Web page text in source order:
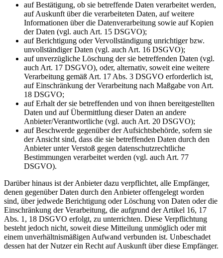
auf Bestätigung, ob sie betreffende Daten verarbeitet werden,
auf Auskunft über die verarbeiteten Daten, auf weitere
Informationen über die Datenverarbeitung sowie auf Kopien
der Daten (vgl. auch Art. 15 DSGVO);
auf Berichtigung oder Vervollständigung unrichtiger bzw.
unvollständiger Daten (vgl. auch Art. 16 DSGVO);
auf unverzügliche Löschung der sie betreffenden Daten (vgl.
auch Art. 17 DSGVO), oder, alternativ, soweit eine weitere
Verarbeitung gemäß Art. 17 Abs. 3 DSGVO erforderlich ist,
auf Einschränkung der Verarbeitung nach Maßgabe von Art.
18 DSGVO;
auf Erhalt der sie betreffenden und von ihnen bereitgestellten
Daten und auf Übermittlung dieser Daten an andere
Anbieter/Verantwortliche (vgl. auch Art. 20 DSGVO);
auf Beschwerde gegenüber der Aufsichtsbehörde, sofern sie
der Ansicht sind, dass die sie betreffenden Daten durch den
Anbieter unter Verstoß gegen datenschutzrechtliche
Bestimmungen verarbeitet werden (vgl. auch Art. 77
DSGVO).
Darüber hinaus ist der Anbieter dazu verpflichtet, alle Empfänger,
denen gegenüber Daten durch den Anbieter offengelegt worden
sind, über jedwede Berichtigung oder Löschung von Daten oder die
Einschränkung der Verarbeitung, die aufgrund der Artikel 16, 17
Abs. 1, 18 DSGVO erfolgt, zu unterrichten. Diese Verpflichtung
besteht jedoch nicht, soweit diese Mitteilung unmöglich oder mit
einem unverhältnismäßigen Aufwand verbunden ist. Unbeschadet
dessen hat der Nutzer ein Recht auf Auskunft über diese Empfänger.